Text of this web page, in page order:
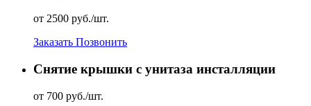
от 2500 руб./шт.
Заказать Позвонить
Снятие крышки с унитаза инсталляции
от 700 руб./шт.